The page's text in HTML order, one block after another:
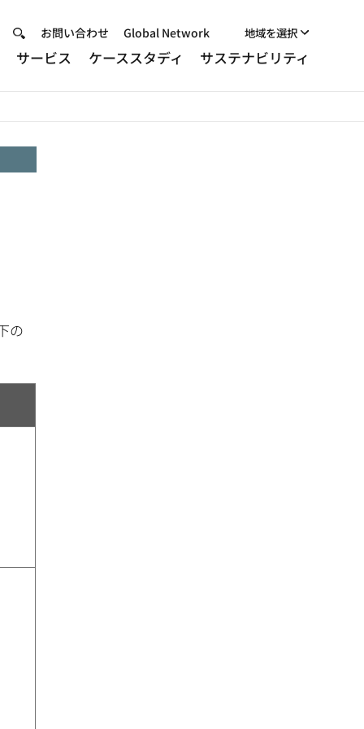
地域を選択
Header
お問い合わせ Global Network
サービス ケーススタディ サステナビリティ
の